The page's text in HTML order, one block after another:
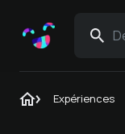
Expériences